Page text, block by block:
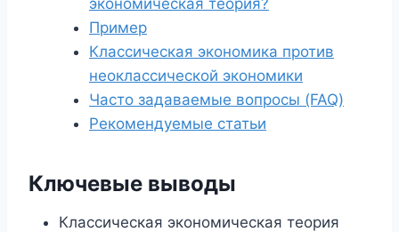
экономическая теория?
Пример
Классическая экономика против
неоклассической экономики
Часто задаваемые вопросы (FAQ)
Рекомендуемые статьи
Ключевые выводы
Классическая экономическая теория